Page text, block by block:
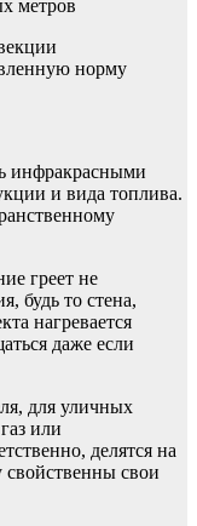
метров
норму
инфракрасными
и вида топлива.
греет не
будь то стена,
нагревается
даже если
для уличных
или
делятся на
свойственны свои